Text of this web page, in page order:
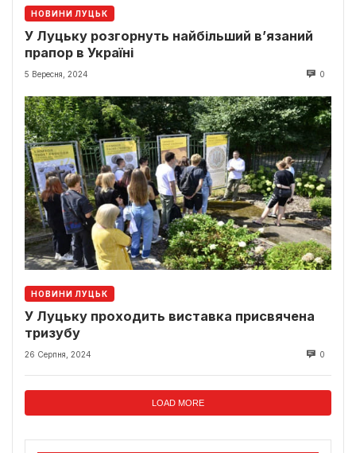
НОВИНИ ЛУЦЬК
У Луцьку розгорнуть найбільший в’язаний
прапор в Україні
5 Вересня, 2024 0
НОВИНИ ЛУЦЬК
У Луцьку проходить виставка присвячена
тризубу
26 Серпня, 2024 0
LOAD MORE